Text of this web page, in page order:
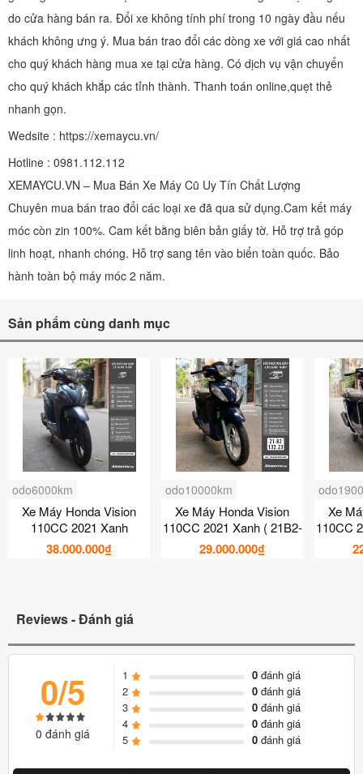
do cửa hàng bán ra. Đổi xe không tính phí trong 10 ngày đầu nếu
khách không ưng ý. Mua bán trao đổi các dòng xe với giá cao nhất
cho quý khách hàng mua xe tại cửa hàng. Có dịch vụ vận chuyển
cho quý khách khắp các tỉnh thành. Thanh toán online,quẹt thẻ
nhanh gọn.
Wedsite : https://xemaycu.vn/
Hotline : 0981.112.112
XEMAYCU.VN – Mua Bán Xe Máy Cũ Uy Tín Chất Lượng
Chuyên mua bán trao đổi các loại xe đã qua sử dụng.Cam kết máy
móc còn zin 100%. Cam kết bằng biên bản giấy tờ. Hỗ trợ trả góp
linh hoạt, nhanh chóng. Hỗ trợ sang tên vào biển toàn quốc. Bảo
hành toàn bộ máy móc 2 năm.
Sản phẩm cùng danh mục
odo6000km
Xe Máy Honda Vision
110CC 2021 Xanh
38.000.000₫
odo10000km
Xe Máy Honda Vision
110CC 2021 Xanh ( 21B2-
132.23 )
29.000.000₫
Xe
110CC
Reviews - Đánh giá
0/5
0 đánh giá
1 0đánh giá
2
0đánh giá
3
0đánh giá
4
0đánh giá
5
0đánh giá